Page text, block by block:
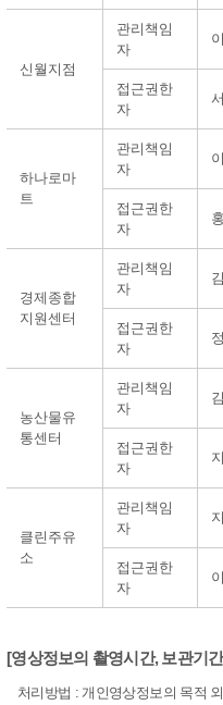
신월지점
관리책임
자
접근권한
자
하나로마
트
관리책임
자
접근권한
자
경제종합
지원센터
관리책임
자
접근권한
자
농산물유
통센터
관리책임
자
접근권한
자
클린주유
소
관리책임
자
접근권한
자
[영상정보의 촬영시간, 보관기
처리방법 : 개인영상정보의 목적